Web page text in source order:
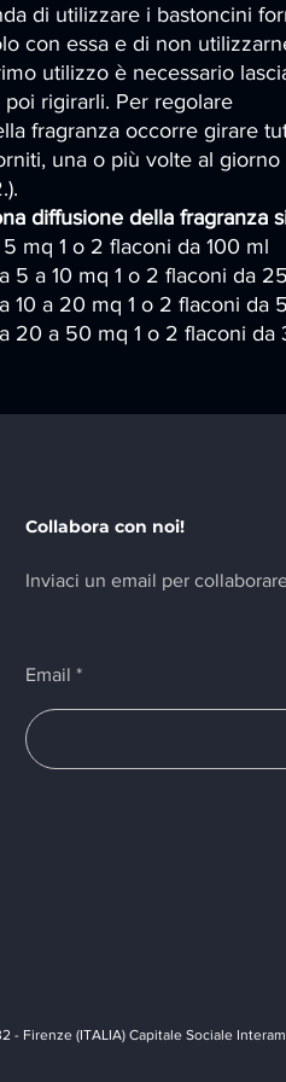
di utilizzare i bastoncini
con essa e di non
utilizzo è necessario
poi rigirarli. Per regolare
fragranza occorre girare
una o più volte al giorno
diffusione della fragranza
5 mq 1 o 2 flaconi da 100 ml
5 a 10 mq 1 o 2 flaconi da
10 a 20 mq 1 o 2 flaconi da
20 a 50 mq 1 o 2 flaconi da
Collabora con noi!
Inviaci un email per
Email
- Firenze (ITALIA) Capitale Sociale